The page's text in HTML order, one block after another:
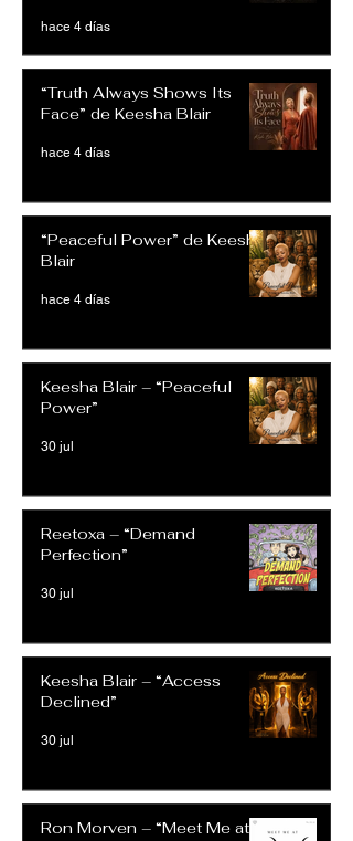
hace 4 días
“Truth Always Shows Its
Face” de Keesha Blair
hace 4 días
“Peaceful Power” de Keesha
Blair
hace 4 días
Keesha Blair – “Peaceful
Power”
30 jul
Reetoxa – “Demand
Perfection”
30 jul
Keesha Blair – “Access
Declined”
30 jul
Ron Morven – “Meet Me at